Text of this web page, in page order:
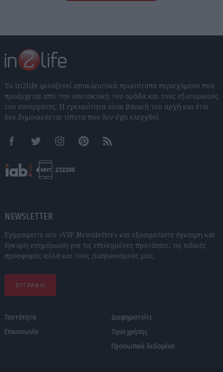
Το In2life φιλοξενεί αποκλειστικά πρωτότυπο περιεχόμενο που
προέρχεται από την συντακτική του ομάδα και τους εξωτερικούς
του συνεργάτες. Η εγκυρότητα είναι βασική του αρχή και έτσι
δεν δημοσιεύεται τίποτα που δεν έχει ελεγχθεί.
FacebookTwitter InstagramPinterestRSS feeds
NEWSLETTER
Εγγραφείτε στο «VIP Newsletter» και εξασφαλίστε έγκαιρη και
έγκυρη ενημέρωση για τις επιλεγμένες προτάσεις, τις ειδικές
προσφορές αλλά και τους Διαγωνισμούς μας.
ΕΓΓΡΑΦΗ
Ταυτότητα
Επικοινωνία
Διαφημιστείτε
Όροι χρήσης
Προσωπικά δεδομένα